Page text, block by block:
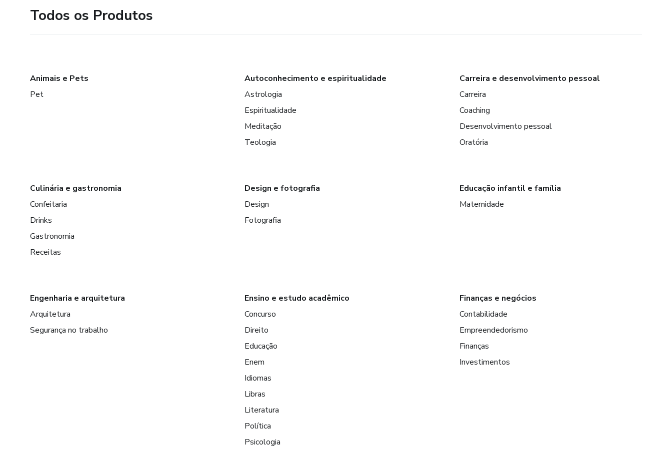
Todos os Produtos
Animais e Pets
Pet
Autoconhecimento e espiritualidade
Astrologia
Espiritualidade
Meditação
Teologia
Carreira e desenvolvimento pessoal
Carreira
Coaching
Desenvolvimento pessoal
Oratória
Culinária e gastronomia
Confeitaria
Drinks
Gastronomia
Receitas
Design e fotografia
Design
Fotografia
Educação infantil e família
Maternidade
Engenharia e arquitetura
Arquitetura
Segurança no trabalho
Ensino e estudo acadêmico
Concurso
Direito
Educação
Enem
Idiomas
Libras
Literatura
Política
Psicologia
Finanças e negócios
Contabilidade
Empreendedorismo
Finanças
Investimentos